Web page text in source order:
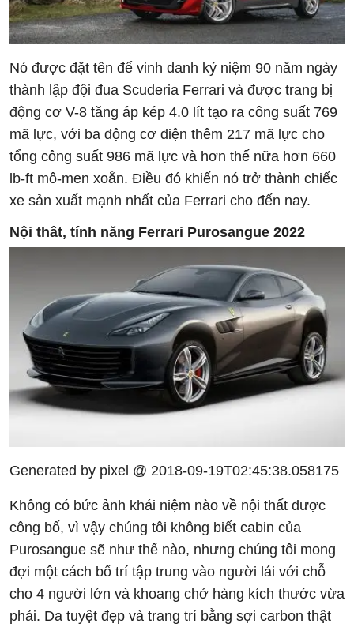
Nó được đặt tên để vinh danh kỷ niệm 90 năm ngày
thành lập đội đua Scuderia Ferrari và được trang bị
động cơ V-8 tăng áp kép 4.0 lít tạo ra công suất 769
mã lực, với ba động cơ điện thêm 217 mã lực cho
tổng công suất 986 mã lực và hơn thế nữa hơn 660
lb-ft mô-men xoắn. Điều đó khiến nó trở thành chiếc
xe sản xuất mạnh nhất của Ferrari cho đến nay.
Nội thât, tính năng Ferrari Purosangue 2022
Generated by pixel @ 2018-09-19T02:45:38.058175
Không có bức ảnh khái niệm nào về nội thất được
công bố, vì vậy chúng tôi không biết cabin của
Purosangue sẽ như thế nào, nhưng chúng tôi mong
đợi một cách bố trí tập trung vào người lái với chỗ
cho 4 người lớn và khoang chở hàng kích thước vừa
phải. Da tuyệt đẹp và trang trí bằng sợi carbon thật